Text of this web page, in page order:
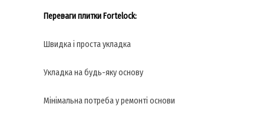
Переваги плитки Fortelock:
Швидка і проста укладка
Укладка на будь-яку основу
Мінімальна потреба у ремонті основи